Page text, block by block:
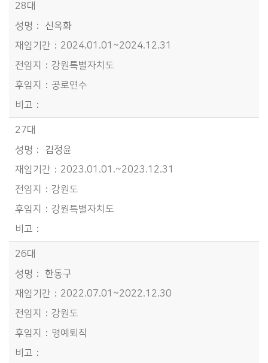
28대
신옥화
2024.01.01~2024.12.31
강원특별자치도
공로연수
27대
김정윤
2023.01.01.~2023.12.31
강원도
강원특별자치도
26대
한동구
2022.07.01~2022.12.30
강원도
명예퇴직